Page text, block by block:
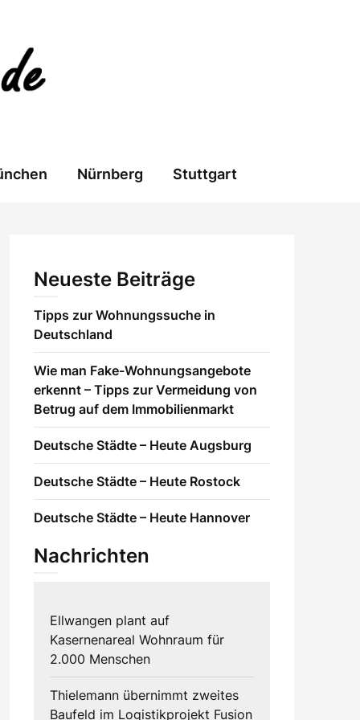
Nürnberg Stuttgart
Neueste Beiträge
Tipps zur Wohnungssuche in
Deutschland
Wie man Fake-Wohnungsangebote
erkennt – Tipps zur Vermeidung von
Betrug auf dem Immobilienmarkt
Deutsche Städte – Heute Augsburg
Deutsche Städte – Heute Rostock
Deutsche Städte – Heute Hannover
Nachrichten
Ellwangen plant auf
Kasernenareal Wohnraum für
2.000 Menschen
Thielemann übernimmt zweites
Baufeld im Logistikprojekt Fusion